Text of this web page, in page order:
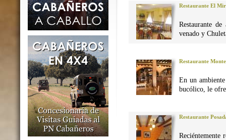
Restaurante El
Restaurante
venado y
Restaurante
En un
bucólico, le
Restaurante
Reciéntemente